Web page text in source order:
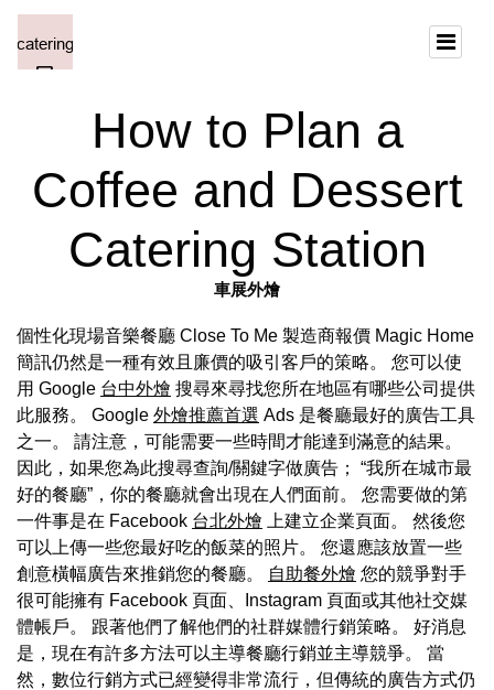
How to Plan a
Coffee and Dessert
Catering Station
車展外燴
個性化現場音樂餐廳 Close To Me 製造商報價 Magic Home
簡訊仍然是一種有效且廉價的吸引客戶的策略。 您可以使
用 Google 台中外燴 搜尋來尋找您所在地區有哪些公司提供
此服務。 Google 外燴推薦首選 Ads 是餐廳最好的廣告工具
之一。 請注意，可能需要一些時間才能達到滿意的結果。
因此，如果您為此搜尋查詢/關鍵字做廣告； “我所在城市最
好的餐廳”，你的餐廳就會出現在人們面前。 您需要做的第
一件事是在 Facebook 台北外燴 上建立企業頁面。 然後您
可以上傳一些您最好吃的飯菜的照片。 您還應該放置一些
創意橫幅廣告來推銷您的餐廳。
自助餐外燴 您的競爭對手
很可能擁有 Facebook 頁面、Instagram 頁面或其他社交媒
體帳戶。 跟著他們了解他們的社群媒體行銷策略。 好消息
是，現在有許多方法可以主導餐廳行銷並主導競爭。 當
然，數位行銷方式已經變得非常流行，但傳統的廣告方式仍